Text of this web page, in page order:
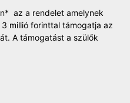
az a rendelet amelynek
millió forinttal támogatja az
A támogatást a szülők